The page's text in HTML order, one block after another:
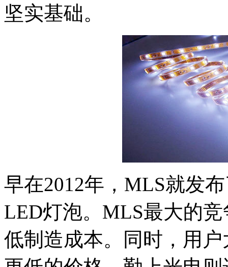
坚实基础。
早在2012年，MLS就发
LED灯泡。MLS最大的
低制造成本。同时，用